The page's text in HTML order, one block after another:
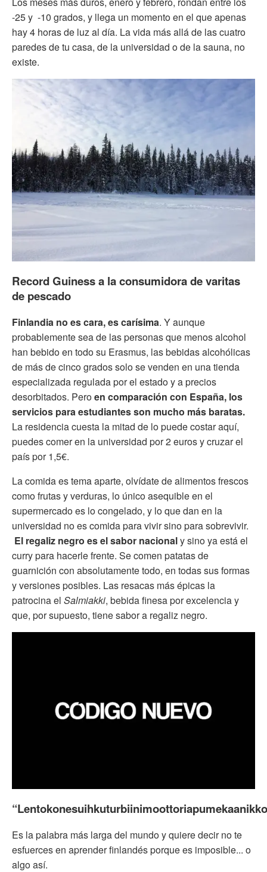
-25 y -10 grados, y llega un momento en el que apenas
hay 4 horas de luz al día. La vida más allá de las cuatro
paredes de tu casa, de la universidad o de la sauna, no
existe.
Record Guiness a la consumidora de varitas
de pescado
Finlandia no es cara, es carísima. Y aunque
probablemente sea de las personas que menos alcohol
han bebido en todo su Erasmus, las bebidas alcohólicas
de más de cinco grados solo se venden en una tienda
especializada regulada por el estado y a precios
desorbitados. Peroen comparación con España, los
servicios para estudiantes son mucho más baratas.
La residencia cuesta la mitad de lo puede costar aquí,
puedes comer en la universidad por 2 euros y cruzar el
país por 1,5€.
La comida es tema aparte, olvídate de alimentos frescos
como frutas y verduras, lo único asequible en el
supermercado es lo congelado, y lo que dan en la
universidad no es comida para vivir sino para sobrevivir.
El regaliz negro es el sabor nacionaly sino ya está el
curry para hacerle frente. Se comen patatas de
guarnición con absolutamente todo, en todas sus formas
y versiones posibles. Las resacas más épicas la
patrocina el Salmiakki, bebida finesa por excelencia y
que, por supuesto, tiene sabor a regaliz negro.
Es la palabra más larga del mundo y quiere decir no te
esfuerces en aprender finlandés porque es imposible... o
algo así.